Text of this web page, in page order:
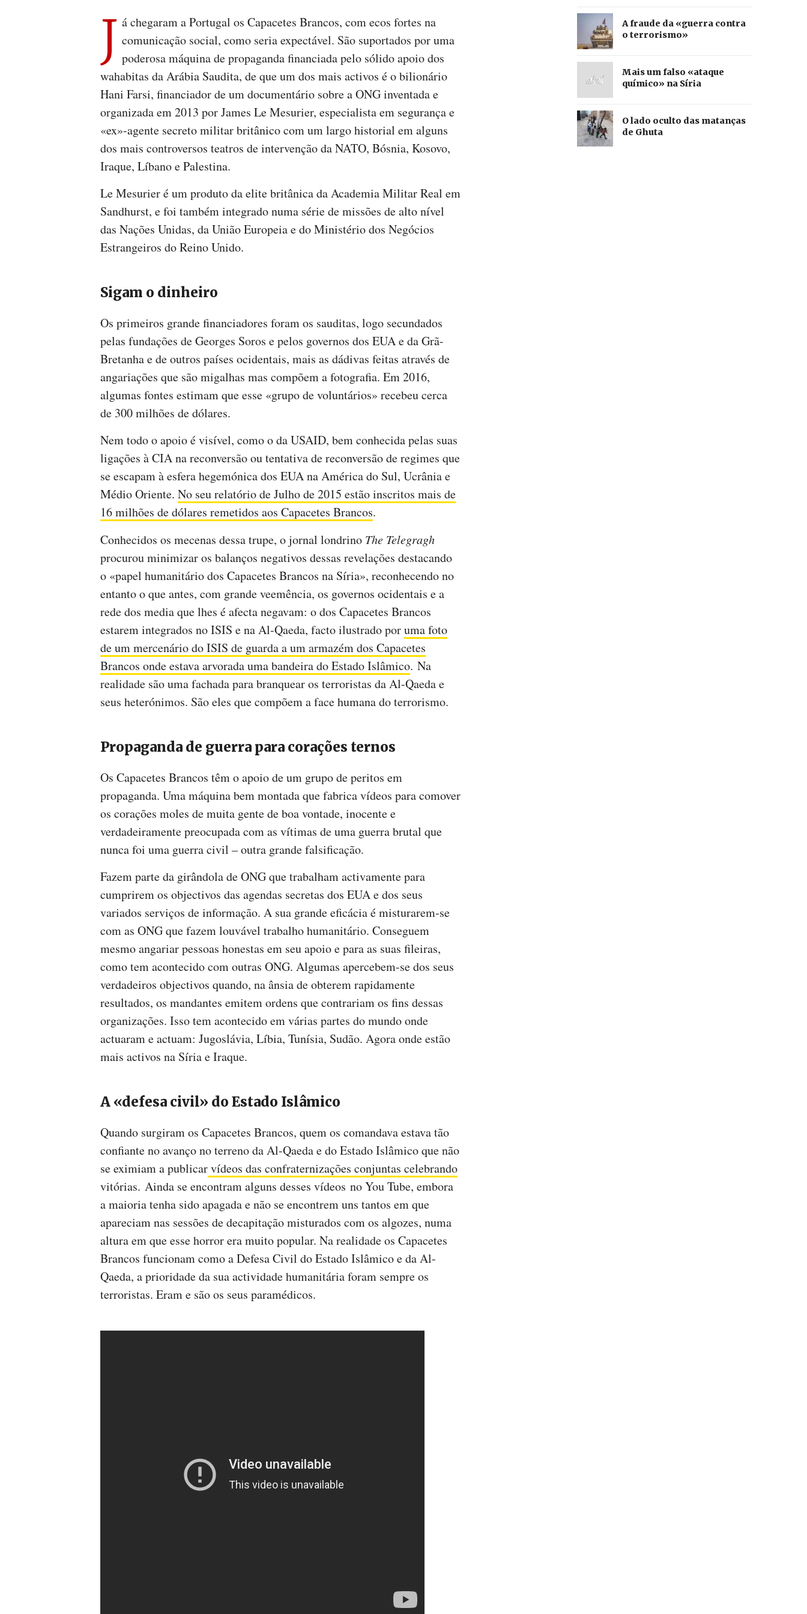
J á chegaram a Portugal os Capacetes Brancos, com ecos fortes na
comunicação social, como seria expectável. São suportados por uma
poderosa máquina de propaganda financiada pelo sólido apoio dos
wahabitas da Arábia Saudita, de que um dos mais activos é o bilionário
Hani Farsi, financiador de um documentário sobre a ONG inventada e
organizada em 2013 por James Le Mesurier, especialista em segurança e
«ex»-agente secreto militar britânico com um largo historial em alguns
dos mais controversos teatros de intervenção da NATO, Bósnia, Kosovo,
Iraque, Líbano e Palestina.
Le Mesurier é um produto da elite britânica da Academia Militar Real em
Sandhurst, e foi também integrado numa série de missões de alto nível
das Nações Unidas, da União Europeia e do Ministério dos Negócios
Estrangeiros do Reino Unido.
Sigam o dinheiro
Os primeiros grande financiadores foram os sauditas, logo secundados
pelas fundações de Georges Soros e pelos governos dos EUA e da Grã-
Bretanha e de outros países ocidentais, mais as dádivas feitas através de
angariações que são migalhas mas compõem a fotografia. Em 2016,
algumas fontes estimam que esse «grupo de voluntários» recebeu cerca
de 300 milhões de dólares.
Nem todo o apoio é visível, como o da USAID, bem conhecida pelas suas
ligações à CIA na reconversão ou tentativa de reconversão de regimes que
se escapam à esfera hegemónica dos EUA na América do Sul, Ucrânia e
Médio Oriente. No seu relatório de Julho de 2015 estão inscritos mais de
16 milhões de dólares remetidos aos Capacetes Brancos.
Conhecidos os mecenas dessa trupe, o jornal londrino The Telegragh
procurou minimizar os balanços negativos dessas revelações destacando
o «papel humanitário dos Capacetes Brancos na Síria», reconhecendo no
entanto o que antes, com grande veemência, os governos ocidentais e a
rede dos media que lhes é afecta negavam: o dos Capacetes Brancos
estarem integrados no ISIS e na Al-Qaeda, facto ilustrado poruma foto
de um mercenário do ISIS de guarda a um armazém dos Capacetes
Brancos onde estava arvorada uma bandeira do Estado Islâmico. Na
realidade são uma fachada para branquear os terroristas da Al-Qaeda e
seus heterónimos. São eles que compõem a face humana do terrorismo.
Propaganda de guerra para corações ternos
Os Capacetes Brancos têm o apoio de um grupo de peritos em
propaganda. Uma máquina bem montada que fabrica vídeos para comover
os corações moles de muita gente de boa vontade, inocente e
verdadeiramente preocupada com as vítimas de uma guerra brutal que
nunca foi uma guerra civil – outra grande falsificação.
Fazem parte da girândola de ONG que trabalham activamente para
cumprirem os objectivos das agendas secretas dos EUA e dos seus
variados serviços de informação. A sua grande eficácia é misturarem-se
com as ONG que fazem louvável trabalho humanitário. Conseguem
mesmo angariar pessoas honestas em seu apoio e para as suas fileiras,
como tem acontecido com outras ONG. Algumas apercebem-se dos seus
verdadeiros objectivos quando, na ânsia de obterem rapidamente
resultados, os mandantes emitem ordens que contrariam os fins dessas
organizações. Isso tem acontecido em várias partes do mundo onde
actuaram e actuam: Jugoslávia, Líbia, Tunísia, Sudão. Agora onde estão
mais activos na Síria e Iraque.
A «defesa civil» do Estado Islâmico
Quando surgiram os Capacetes Brancos, quem os comandava estava tão
confiante no avanço no terreno da Al-Qaeda e do Estado Islâmico que não
se eximiam a publicarvídeos das confraternizações conjuntas celebrando
vitórias. Ainda se encontram alguns desses vídeos no You Tube, embora
a maioria tenha sido apagada e não se encontrem uns tantos em que
apareciam nas sessões de decapitação misturados com os algozes, numa
altura em que esse horror era muito popular. Na realidade os Capacetes
Brancos funcionam como a Defesa Civil do Estado Islâmico e da Al-
Qaeda, a prioridade da sua actividade humanitária foram sempre os
terroristas. Eram e são os seus paramédicos.
A fraude da «guerra contra
o terrorismo»
Mais um falso «ataque
químico» na Síria
O lado oculto das matanças
de Ghuta